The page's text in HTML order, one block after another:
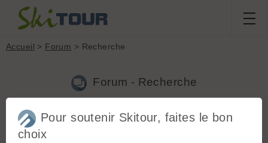
Accueil > Forum > Recherche
Forum - Recherche
Nouveau sujet|Voir tous les sujets
3 résultats
Pour soutenir Skitour, faites le bon
choix